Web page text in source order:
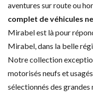
aventures sur route ou
complet de véhicules
Mirabel est là pour
Mirabel, dans la belle
Notre collection
motorisés neufs et
sélectionnés des